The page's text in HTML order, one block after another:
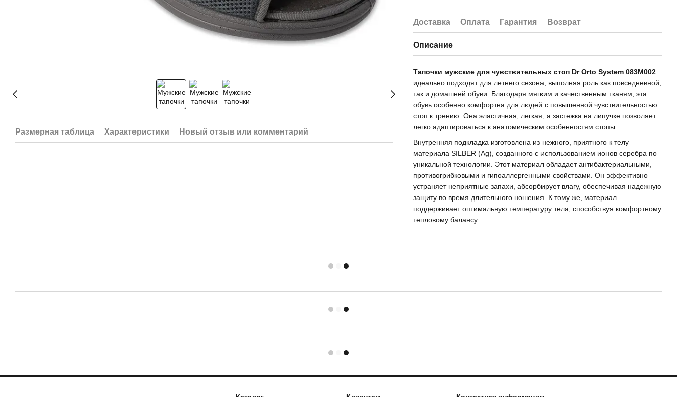
Размерная таблица Характеристики Новый отзыв или комментарий
Доставка Оплата Гарантия Возврат
Описание
Тапочки мужские для чувствительных стоп Dr Orto System 083M002
идеально подходят для летнего сезона, выполняя роль как повседневной,
так и домашней обуви. Благодаря мягким и качественным тканям, эта
обувь особенно комфортна для людей с повышенной чувствительностью
стоп к трению. Она эластичная, легкая, а застежка на липучке позволяет
легко адаптироваться к анатомическим особенностям стопы.
Внутренняя подкладка изготовлена из нежного, приятного к телу
материала SILBER (Ag), созданного с использованием ионов серебра по
уникальной технологии. Этот материал обладает антибактериальными,
противогрибковыми и гипоаллергенными свойствами. Он эффективно
устраняет неприятные запахи, абсорбирует влагу, обеспечивая надежную
защиту во время длительного ношения. К тому же, материал
поддерживает оптимальную температуру тела, способствуя комфортному
тепловому балансу.